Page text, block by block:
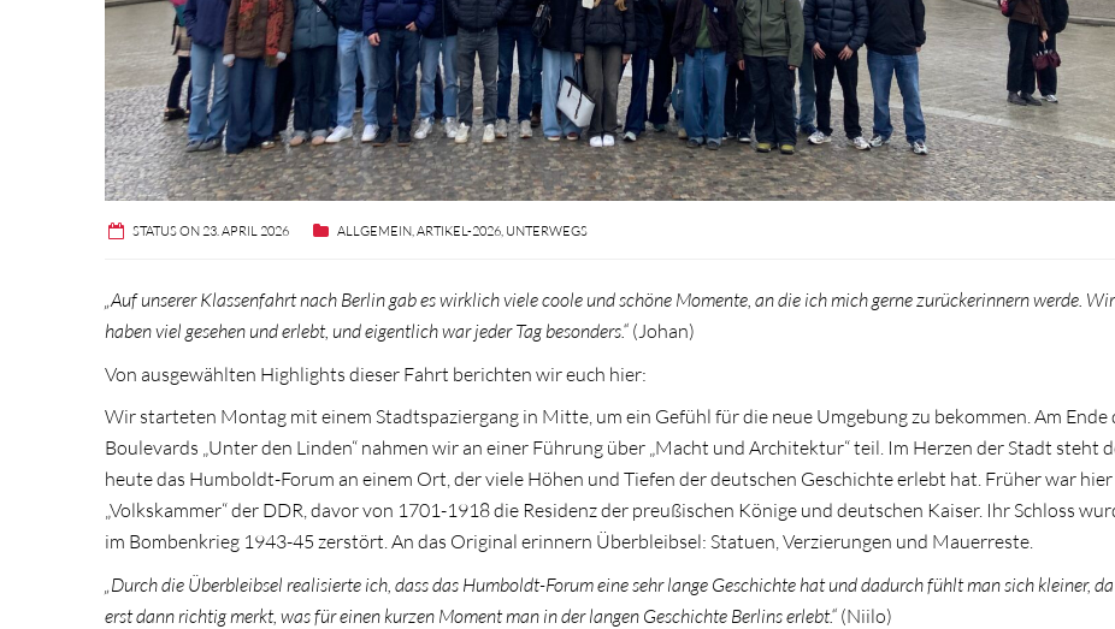
STATUS ON 23. APRIL 2026 ALLGEMEIN,ARTIKEL-2026, UNTERWEGS
„Auf unserer Klassenfahrt nach Berlin gab es wirklich viele coole und schöne Momente, an die ich mich gerne zurückerinnern werde. Wir
haben viel gesehen und erlebt, und eigentlich war jeder Tag besonders.“ (Johan)
Von ausgewählten Highlights dieser Fahrt berichten wir euch hier:
Wir starteten Montag mit einem Stadtspaziergang in Mitte, um ein Gefühl für die neue Umgebung zu bekommen. Am Ende
Boulevards „Unter den Linden“ nahmen wir an einer Führung über „Macht und Architektur“ teil. Im Herzen der Stadt steht
heute das Humboldt-Forum an einem Ort, der viele Höhen und Tiefen der deutschen Geschichte erlebt hat. Früher war
„Volkskammer“ der DDR, davor von 1701-1918 die Residenz der preußischen Könige und deutschen Kaiser. Ihr Schloss
im Bombenkrieg 1943-45 zerstört. An das Original erinnern Überbleibsel: Statuen, Verzierungen und Mauerreste.
„Durch die Überbleibsel realisierte ich, dass das Humboldt-Forum eine sehr lange Geschichte hat und dadurch fühlt man sich kleiner,
erst dann richtig merkt, was für einen kurzen Moment man in der langen Geschichte Berlins erlebt.“ (Niilo)